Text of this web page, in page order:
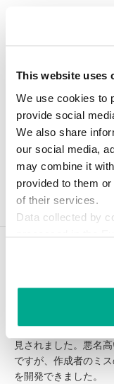
This website uses
We use cookies to
provide social
We also share
our social media,
may combine it
provided to them
of their services.
Data collected by
processed in the
Roaming Mantis パ
のDNS改ざん機能を
装
名
先日、新たな暗号化
見されました。悪名
ですが、作成者のミ
を開発できました。